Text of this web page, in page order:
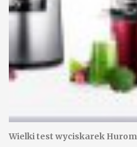
Wielki test wyciskarek Hurom